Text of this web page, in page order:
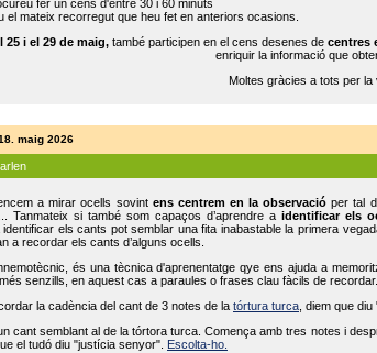
fer un cens d'entre 30 i 60 minuts
el mateix recorregut que heu fet en anteriors ocasions.
25 i el 29 de maig,també participen en el cens desenes de centres
enriquir la informació que
Moltes gràcies a tots per la
maig 2026
a mirar ocells sovint ens centrem en la observació per tal
Tanmateix si també som capaços d’aprendre a identificar els
els cants pot semblar una fita inabastable la primera
a recordar els cants d’alguns ocells.
és una tècnica d'aprenentatge qye ens ajuda a
senzills, en aquest cas a paraules o frases clau fàcils de recordar.
la cadència del cant de 3 notes de la tórtura turca , diem que
cant semblant al de la tórtora turca. Comença amb tres notes i
el tudó diu "justícia senyor".
Escolta-ho.